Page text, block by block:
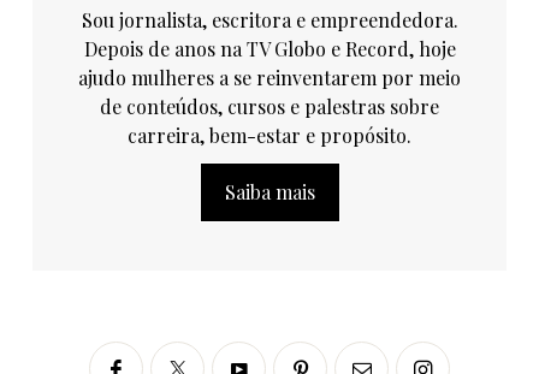
Sou jornalista, escritora e empreendedora.
Depois de anos na TV Globo e Record, hoje
ajudo mulheres a se reinventarem por meio
de conteúdos, cursos e palestras sobre
carreira, bem-estar e propósito.
Saiba mais